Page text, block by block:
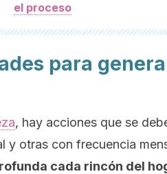
el proceso
para
, hay acciones que se
y otras con frecuencia
cada rincón del